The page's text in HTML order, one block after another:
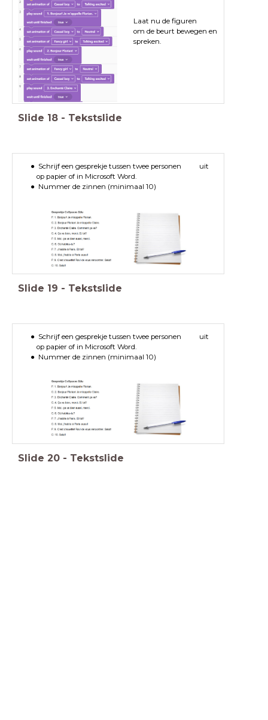
Laat nu de figuren
om de beurt bewegen en
spreken.
Slide 18 - Tekstslide
Schrijf een gesprekje tussen twee personen uit
op papier of in Microsoft Word.
Nummer de zinnen (minimaal 10)
Slide 19 - Tekstslide
Schrijf een gesprekje tussen twee personen uit
op papier of in Microsoft Word.
Nummer de zinnen (minimaal 10)
Slide 20 - Tekstslide